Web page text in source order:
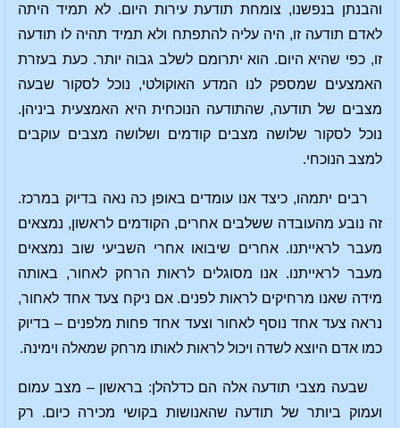
והבנתן בנפשנו, צומחת תודעת עירות היום. לא תמיד היתה
לאדם תודעה זו, היה עליה להתפתח ולא תמיד תהיה לו תודעה
זו, כפי שהיא היום. הוא יתרומם לשלב גבוה יותר. כעת בעזרת
האמצעים שמספק לנו המדע האוקולטי, נוכל לסקור שבעה
מצבים של תודעה, שהתודעה הנוכחית היא האמצעית ביניהן.
נוכל לסקור שלושה מצבים קודמים ושלושה מצבים עוקבים
למצב הנוכחי.
רבים יתמהו, כיצד אנו עומדים באופן כה נאה בדיוק במרכז.
זה נובע מהעובדה ששלבים אחרים, הקודמים לראשון, נמצאים
מעבר לראייתנו. אחרים שיבואו אחרי השביעי שוב נמצאים
מעבר לראייתנו. אנו מסוגלים לראות הרחק לאחור, באותה
מידה שאנו מרחיקים לראות לפנים. אם ניקח צעד אחד לאחור,
נראה צעד אחד נוסף לאחור וצעד אחד פחות מלפנים – בדיוק
כמו אדם היוצא לשדה ויכול לראות לאותו מרחק שמאלה וימינה.
שבעה מצבי תודעה אלה הם כדלהלן: בראשון – מצב עמום
ועמוק ביותר של תודעה שהאנושות בקושי מכירה כיום. רק